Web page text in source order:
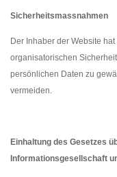
Sicherheitsmassnahmen
Der Inhaber der Website
organisatorischen
persönlichen Daten zu
vermeiden.
Einhaltung des Gesetzes
Informationsgesellschaft